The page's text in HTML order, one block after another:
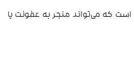
است که می‌تواند منجر به عفونت یا